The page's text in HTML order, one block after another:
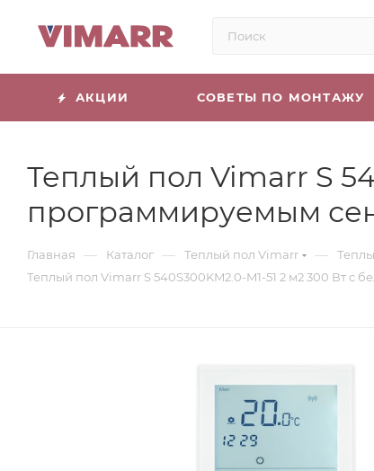
АКЦИИ СОВЕТЫ ПО МОНТАЖУ
Теплый пол Vimarr S
программируемым
Главная — Каталог — Теплый пол Vimarr —
Теплый пол Vimarr S 540S300KM2.0-M1-51 2 м2 300 Вт